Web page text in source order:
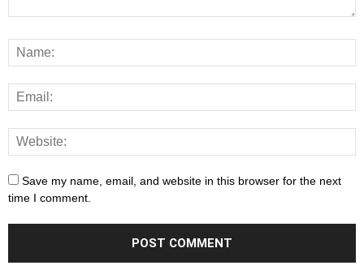
Save my name, email, and website in this browser for the next
time I comment.